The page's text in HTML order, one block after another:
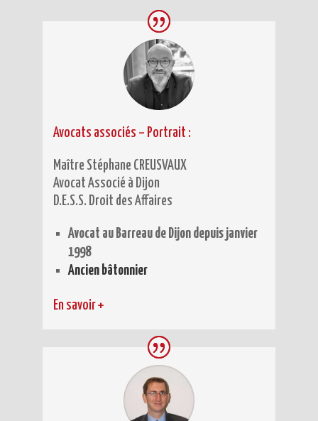
Avocats associés – Portrait :
Maître Stéphane CREUSVAUX
Avocat Associé à Dijon
D.E.S.S. Droit des Affaires
Avocat au Barreau de Dijon depuis janvier
1998
Ancien bâtonnier
En savoir +